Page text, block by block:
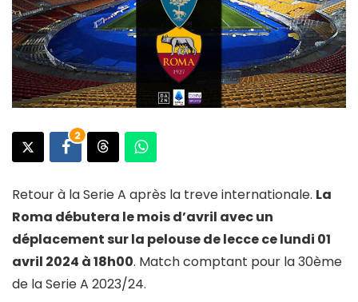
2
Retour à la Serie A après la treve internationale. La
Roma débutera le mois d’avril avec un
déplacement sur la pelouse de lecce ce lundi 01
avril 2024 à 18h00. Match comptant pour la 30ème
de la Serie A 2023/24.